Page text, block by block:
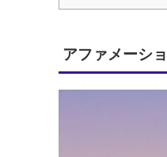
アファメーシ